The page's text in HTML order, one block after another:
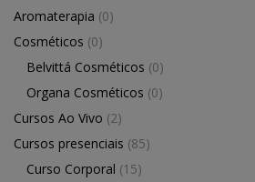
Aromaterapia (0)
Cosméticos (0)
Belvittá Cosméticos (0)
Organa Cosméticos (0)
Cursos Ao Vivo (2)
Cursos presenciais (85)
Curso Corporal (15)